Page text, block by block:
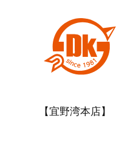
【宜野湾本店】